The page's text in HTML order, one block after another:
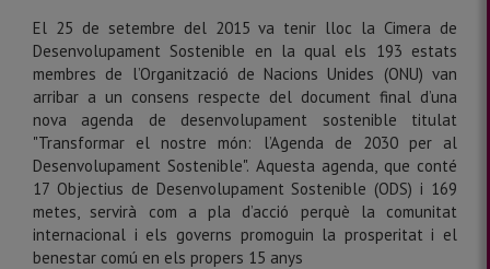
El 25 de setembre del 2015 va tenir lloc la Cimera de
Desenvolupament Sostenible en la qual els 193 estats
membres de l’Organització de Nacions Unides (ONU) van
arribar a un consens respecte del document final d’una
nova agenda de desenvolupament sostenible titulat
"Transformar el nostre món: l’Agenda de 2030 per al
Desenvolupament Sostenible". Aquesta agenda, que conté
17 Objectius de Desenvolupament Sostenible (ODS) i 169
metes, servirà com a pla d’acció perquè la comunitat
internacional i els governs promoguin la prosperitat i el
benestar comú en els propers 15 anys